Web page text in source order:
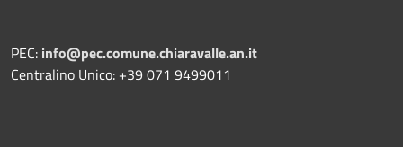
PEC: info@pec.comune.chiaravalle.an.it
Centralino Unico: +39 071 9499011